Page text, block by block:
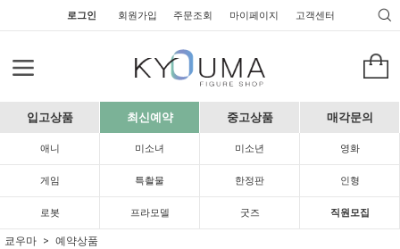
로그인 회원가입 주문조회 마이페이지 고객센터
입고상품 최신예약 중고상품 매각문의
애니 미소녀 미소년 영화
게임 특촬물 한정판 인형
로봇 프라모델 굿즈 직원모집
쿄우마 예약상품